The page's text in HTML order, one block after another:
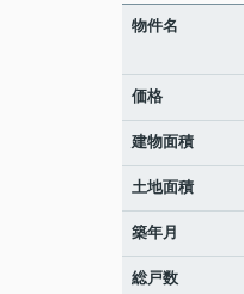
物件名
価格
建物面積
土地面積
築年月
総戸数